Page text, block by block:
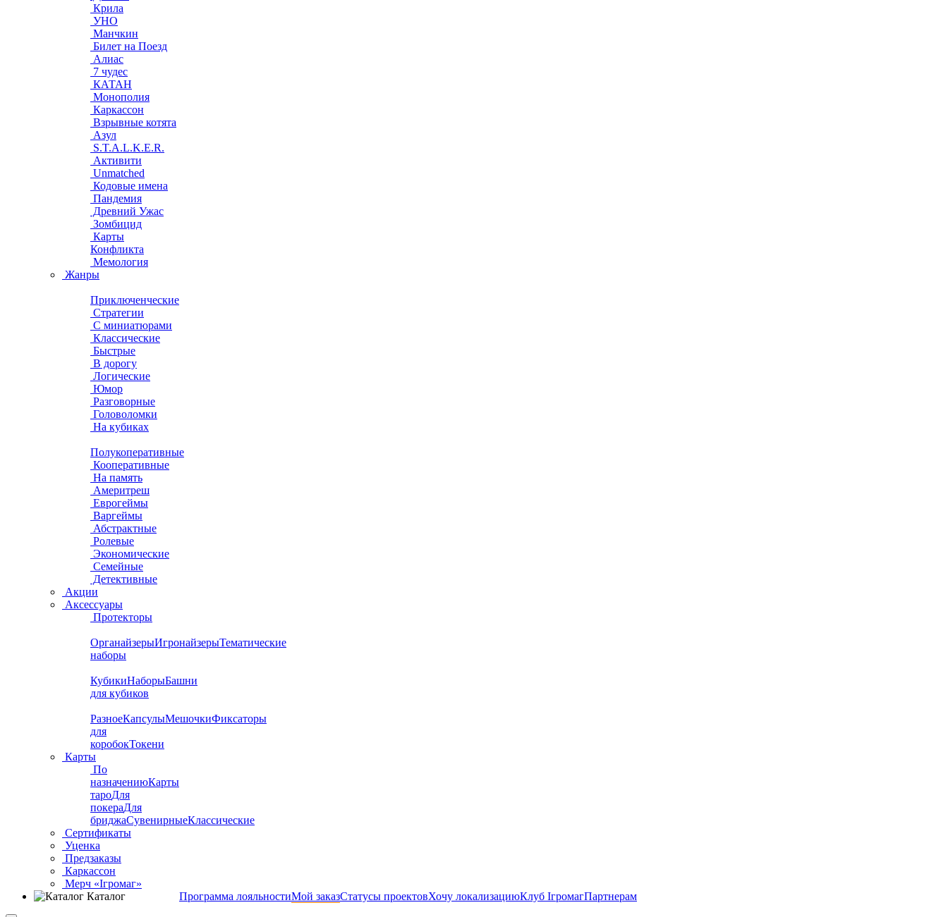
Крила
УНО
Манчкин
Билет на Поезд
Алиас
7 чудес
КАТАН
Монополия
Каркассон
Взрывные котята
Азул
S.T.A.L.K.E.R.
Активити
Unmatched
Кодовые имена
Пандемия
Древний Ужас
Зомбицид
Карты
Конфликта
Мемология
Жанры
Приключенческие
Стратегии
С миниатюрами
Классические
Быстрые
В дорогу
Логические
Юмор
Разговорные
Головоломки
На кубиках
Полукоперативные
Кооперативные
На память
Америтреш
Еврогеймы
Варгеймы
Абстрактные
Ролевые
Экономические
Семейные
Детективные
Акции
Аксессуары
Протекторы
ОрганайзерыИгронайзерыТематические
наборы
КубикиНаборыБашни
для кубиков
РазноеКапсулыМешочкиФиксаторы
для
коробокТокени
Карты
По
назначениюКарты
тароДля
покераДля
бриджаСувенирныеКлассические
Сертификаты
Уценка
Предзаказы
Каркассон
Мерч «Ігромаг»
Каталог
Программа лояльностиМой заказСтатусы проектовХочу локализациюКлуб ІгромагПартнерам